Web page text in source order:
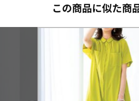
この商品に似た商